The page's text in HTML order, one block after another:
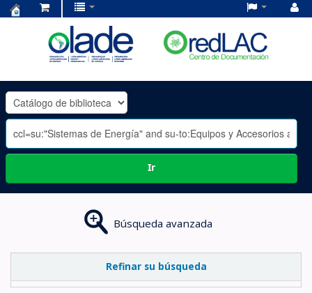
OLADE
-
Ir
Búsqueda avanzada
Refinar su búsqueda